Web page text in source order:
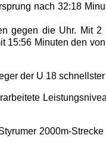
nach 32:18
die Uhr. Mit
Minuten den
der U 18
2000m-